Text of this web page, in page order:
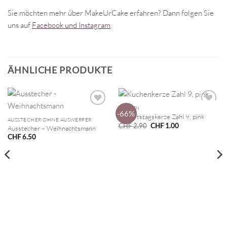
Sie möchten mehr über MakeUrCake erfahren? Dann folgen Sie
uns auf Facebook und Instagram.
ÄHNLICHE PRODUKTE
AUSSTECHER OHNE AUSWERFER
Ausstecher – Weihnachtsmann
CHF6.50
-66%
KERZEN
Geburtstagskerze Zahl 9, pink
CHF2.90 Ursprünglicher
Preis
CHF1.00Aktueller